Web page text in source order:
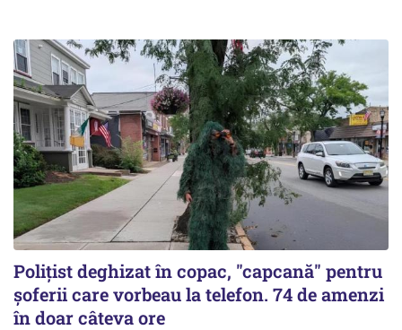
Polițist deghizat în copac, "capcană" pentru
șoferii care vorbeau la telefon. 74 de amenzi
în doar câteva ore